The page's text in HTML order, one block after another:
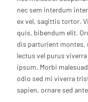
nec sem interdum
ex vel, sagittis tortor.
quis, bibendum elit.
dis parturient montes,
lectus vel purus
ipsum. Morbi
odio sed mi viverra
sapien, ornare sed